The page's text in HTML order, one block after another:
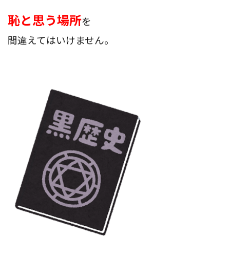
恥と思う場所を
間違えてはいけません。